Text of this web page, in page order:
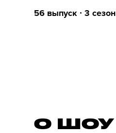
56 выпуск ∙ 3 сезон
О ШОУ